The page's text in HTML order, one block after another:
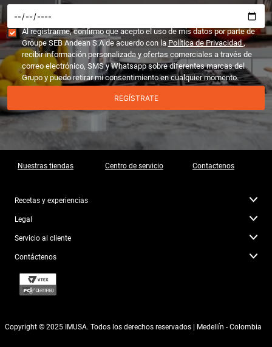
Al registrarme, confirmo que acepto el uso de mis datos por parte de
Groupe SEB Andean S.A de acuerdo con la Política de Privacidad,
recibir información personalizada y ofertas comerciales a través de
correo electrónico, SMS y Whatsapp sobre diferentes marcas del
Grupo y puedo retirar mi consentimiento en cualquier momento.
REGÍSTRATE
Nuestras tiendas Centro de servicio Contactenos
Recetas y experiencias
Legal
Servicio al cliente
Contáctenos
Copyright © 2025 IMUSA. Todos los derechos reservados | Medellín - Colombia